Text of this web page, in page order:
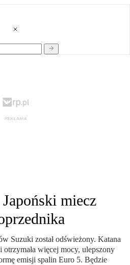
miecz
Suzuki został odświeżony. Katana
więcej mocy, ulepszony
emisji spalin Euro 5. Będzie